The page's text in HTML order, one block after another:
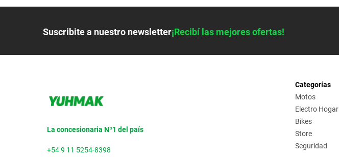
Suscribite a nuestro newsletter¡Recibí las mejores ofertas!
La concesionaria Nº1 del país
+54 9 11 5254-8398
Categorías
Motos
Electro Hogar
Bikes
Store
Seguridad